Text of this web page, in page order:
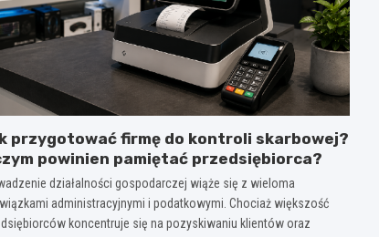
przygotować firmę do kontroli skarbowej?
powinien pamiętać przedsiębiorca?
działalności gospodarczej wiąże się z wieloma
administracyjnymi i podatkowymi. Chociaż większość
koncentruje się na pozyskiwaniu klientów oraz